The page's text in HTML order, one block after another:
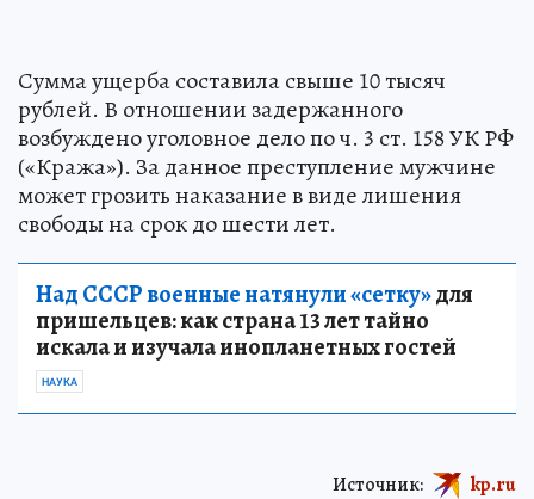
Сумма ущерба составила свыше 10 тысяч
рублей. В отношении задержанного
возбуждено уголовное дело по ч. 3 ст. 158 УК РФ
(«Кража»). За данное преступление мужчине
может грозить наказание в виде лишения
свободы на срок до шести лет.
Над СССР военные натянули «сетку»для
пришельцев: как страна 13 лет тайно
искала и изучала инопланетных гостей
НАУКА
Источник: kp.ru